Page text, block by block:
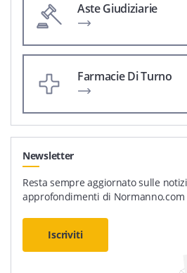
Aste Giudiziarie
Farmacie Di Turno
Newsletter
Resta sempre aggiornato sulle
approfondimenti di Normanno.com
Iscriviti